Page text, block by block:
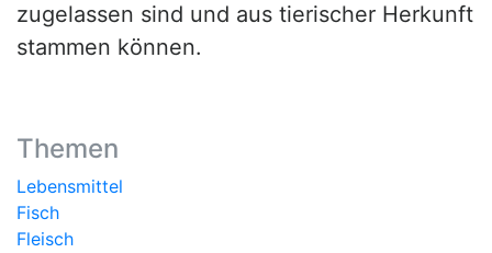
zugelassen sind und aus tierischer Herkunft
stammen können.
Themen
Lebensmittel
Fisch
Fleisch